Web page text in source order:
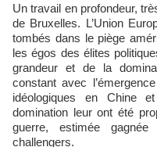
Un travail en profondeur,
de Bruxelles. L’Union
tombés dans le piège
les égos des élites
grandeur et de la
constant avec
idéologiques en Chine
domination leur ont été
guerre, estimée gagnée
challengers.